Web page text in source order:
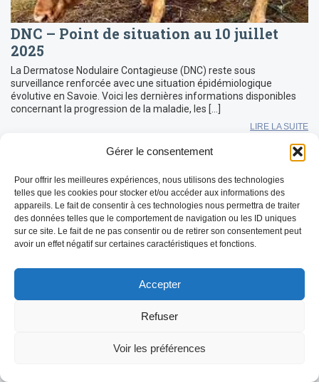
Gérer le consentement
Pour offrir les meilleures expériences, nous utilisons des technologies
telles que les cookies pour stocker et/ou accéder aux informations des
appareils. Le fait de consentir à ces technologies nous permettra de traiter
des données telles que le comportement de navigation ou les ID uniques
sur ce site. Le fait de ne pas consentir ou de retirer son consentement peut
avoir un effet négatif sur certaines caractéristiques et fonctions.
Accepter
Refuser
Voir les préférences
DNC – Point de situation au 10 juillet
2025
La Dermatose Nodulaire Contagieuse (DNC) reste sous
surveillance renforcée avec une situation épidémiologique
évolutive en Savoie. Voici les dernières informations disponibles
concernant la progression de la maladie, les […]
LIRE LA SUITE
REDEMARRAGE de l’épidémie FCO-3 en